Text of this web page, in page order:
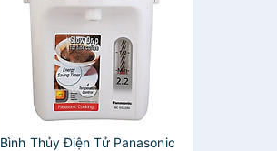
Bình Thủy Điện Tử Panasonic